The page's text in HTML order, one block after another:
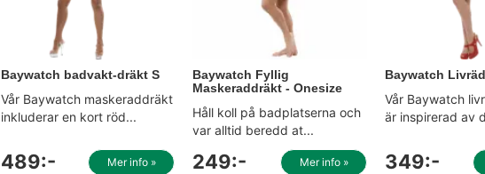
Baywatch badvakt-dräkt S
Vår Baywatch maskeraddräkt
inkluderar en kort röd...
489:- Mer info »
Baywatch Fyllig
Maskeraddräkt - Onesize
Håll koll på badplatserna och
var alltid beredd at...
249:- Mer info »
Baywatch
Vår Baywatch
är inspirerad av
349:-